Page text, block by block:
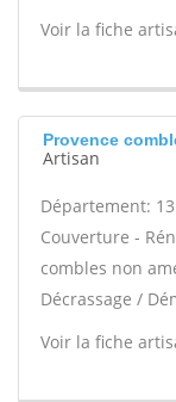
Voir la fiche
Provence
Artisan
Département: 13
Couverture -
combles non
Décrassage /
Voir la fiche